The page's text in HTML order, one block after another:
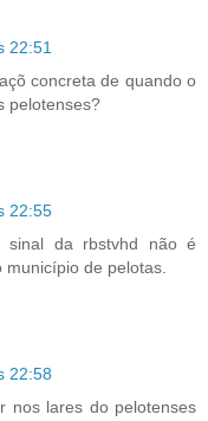
22:51
concreta de quando o
pelotenses?
22:55
da rbstvhd não é
de pelotas.
22:58
nos lares do pelotenses